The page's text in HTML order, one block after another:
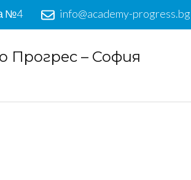
№4 info@academy-progress.bg
Прогрес – София